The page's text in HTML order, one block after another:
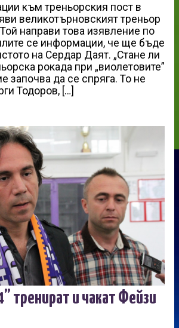
към треньорския пост в
великотърновският треньор
направи това изявление по
се информации, че ще бъде
на Сердар Даят. „Стане ли
рокада при „виолетовите”
започва да се спряга. То не
Тодоров, […]
тренират и чакат Фейзи